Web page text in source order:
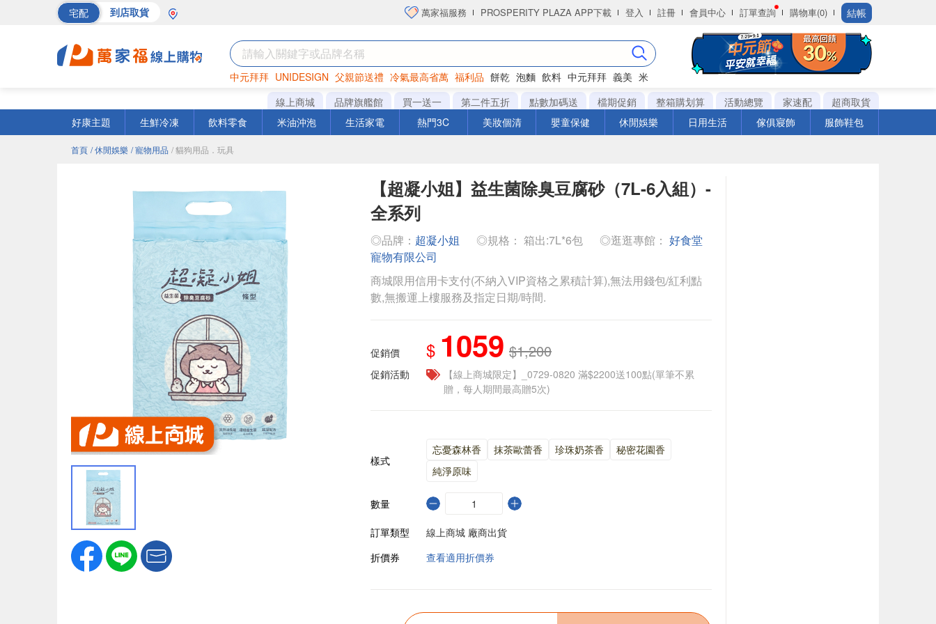
宅配 到店取貨 萬家福服務 PROSPERITY PLAZA APP下載 登入 註冊 會員中心 訂單查詢 購物車(0) 結帳
中元拜拜 UNIDESIGN 父親節送禮 冷氣最高省萬 福利品 餅乾 泡麵 飲料 中元拜拜 義美 米
罐頭 海苔 洋芋片
線上商城 品牌旗艦館 買一送一 第二件五折 點數加碼送 檔期促銷 整箱購划算 活動總覽 家速配
超商取貨
好康主題
生鮮冷凍 飲料零食 米油沖泡 生活家電 熱門3C 美妝個清 嬰童保健 休閒娛樂 日用生活 傢俱寢飾 服飾鞋包
首頁 / 休閒娛樂 / 寵物用品 / 貓狗用品．玩具
【超凝小姐】益生菌除臭豆腐砂（7L-6入組）-
全系列
◎品牌： 超凝小姐 ◎規格： 箱出:7L*6包 ◎逛逛專館： 好食堂
寵物有限公司
商城限用信用卡支付(不納入VIP資格之累積計算),無法用錢包/紅利點
數,無搬運上樓服務及指定日期/時間.
促銷價 $ 1059 $1,200
促銷活動
【線上商城限定】_0729-0820 滿$2200送100點(單筆不累
贈，每人期間最高贈5次)
樣式
忘憂森林香 抹茶歐蕾香 珍珠奶茶香
秘密花園香
純淨原味
數量
訂單類型
線上商城 廠商出貨
折價券
查看適用折價券